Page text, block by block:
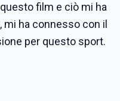
film e ciò mi ha
ha connesso con il
per questo sport.